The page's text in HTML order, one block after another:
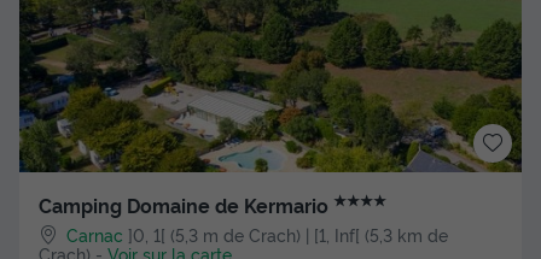
Camping Domaine de Kermario ★★★★
Carnac ]0, 1[ (5,3 m de Crach) | [1, Inf[ (5,3 km de
Crach) - Voir sur la carte